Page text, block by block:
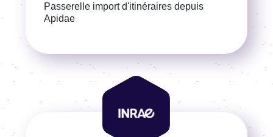
Passerelle import d'itinéraires depuis
Apidae
Image